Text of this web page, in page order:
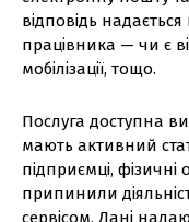
відповідь
працівника — чи є
мобілізації, тощо.
Послуга доступна
мають активний
підприємці, фізичні
припинили
сервісом. Дані